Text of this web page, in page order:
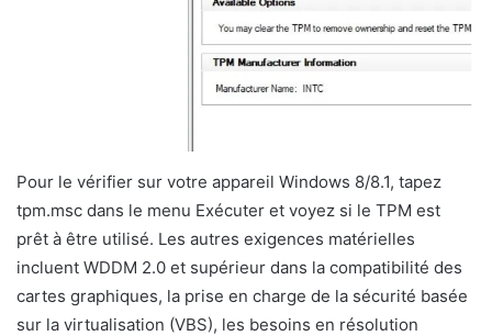
Pour le vérifier sur votre appareil Windows 8/8.1, tapez
tpm.msc dans le menu Exécuter et voyez si le TPM est
prêt à être utilisé. Les autres exigences matérielles
incluent WDDM 2.0 et supérieur dans la compatibilité des
cartes graphiques, la prise en charge de la sécurité basée
sur la virtualisation (VBS), les besoins en résolution